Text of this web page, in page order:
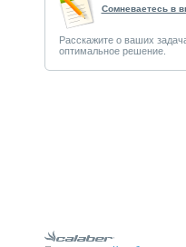
Cомневаетесь в
Расскажите о ваших
оптимальное решение.